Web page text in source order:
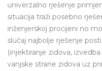
univerzalno rješenje
situacija traži posebno
inženjerskoj procijeni no
slučaj najbolje rješenje
(injektiranje zidova,
vanjske strane zidova uz